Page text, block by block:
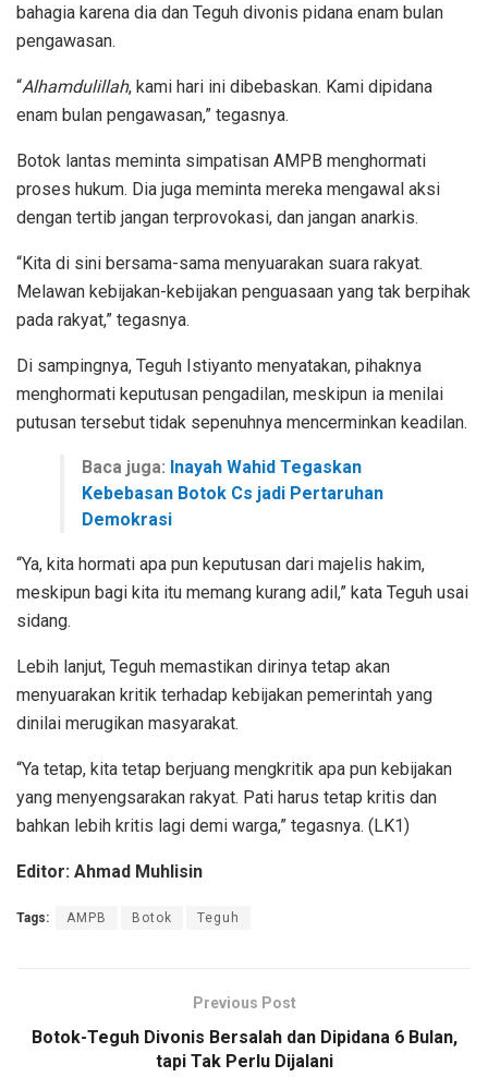
bahagia karena dia dan Teguh divonis pidana enam bulan
pengawasan.
“Alhamdulillah, kami hari ini dibebaskan. Kami dipidana
enam bulan pengawasan,” tegasnya.
Botok lantas meminta simpatisan AMPB menghormati
proses hukum. Dia juga meminta mereka mengawal aksi
dengan tertib jangan terprovokasi, dan jangan anarkis.
“Kita di sini bersama-sama menyuarakan suara rakyat.
Melawan kebijakan-kebijakan penguasaan yang tak berpihak
pada rakyat,” tegasnya.
Di sampingnya, Teguh Istiyanto menyatakan, pihaknya
menghormati keputusan pengadilan, meskipun ia menilai
putusan tersebut tidak sepenuhnya mencerminkan keadilan.
Baca juga: Inayah Wahid Tegaskan
Kebebasan Botok Cs jadi Pertaruhan
Demokrasi
“Ya, kita hormati apa pun keputusan dari majelis hakim,
meskipun bagi kita itu memang kurang adil,” kata Teguh usai
sidang.
Lebih lanjut, Teguh memastikan dirinya tetap akan
menyuarakan kritik terhadap kebijakan pemerintah yang
dinilai merugikan masyarakat.
“Ya tetap, kita tetap berjuang mengkritik apa pun kebijakan
yang menyengsarakan rakyat. Pati harus tetap kritis dan
bahkan lebih kritis lagi demi warga,” tegasnya. (LK1)
Editor: Ahmad Muhlisin
Tags: AMPB Botok Teguh
Previous Post
Botok-Teguh Divonis Bersalah dan Dipidana 6 Bulan,
tapi Tak Perlu Dijalani